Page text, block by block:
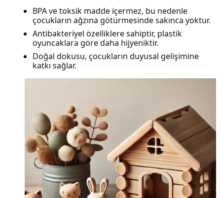
BPA ve toksik madde içermez, bu nedenle
çocukların ağzına götürmesinde sakınca yoktur.
Antibakteriyel özelliklere sahiptir, plastik
oyuncaklara göre daha hijyeniktir.
Doğal dokusu, çocukların duyusal gelişimine
katkı sağlar.